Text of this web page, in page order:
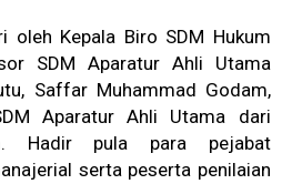
oleh Kepala Biro SDM Hukum
SDM Aparatur Ahli Utama
Saffar Muhammad Godam,
Aparatur Ahli Utama dari
Hadir pula para pejabat
serta peserta penilaian